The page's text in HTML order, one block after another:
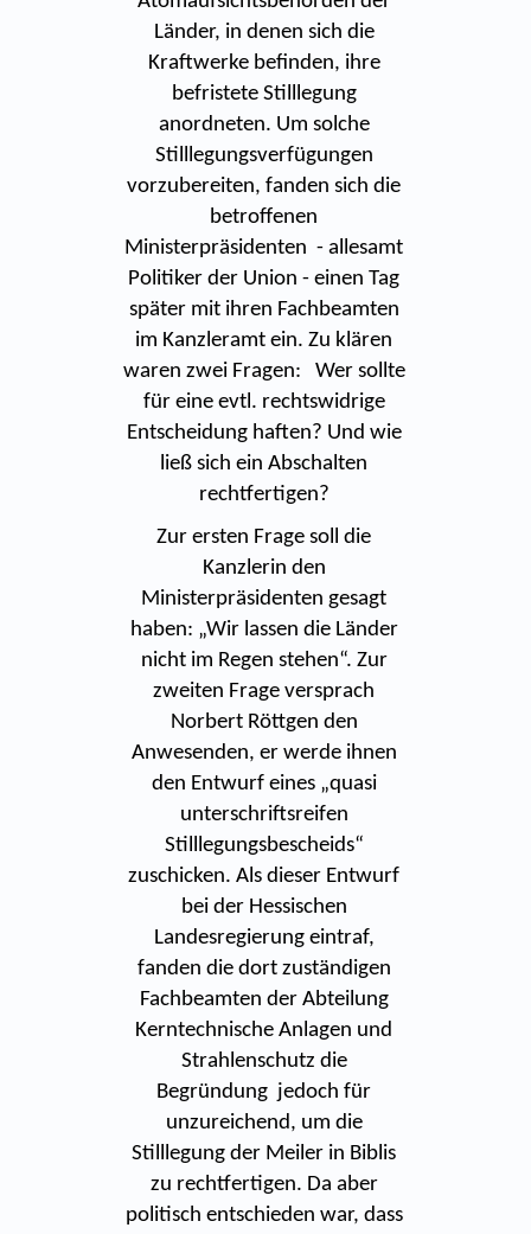
Länder, in denen sich die
Kraftwerke befinden, ihre
befristete Stilllegung
anordneten. Um solche
Stilllegungsverfügungen
vorzubereiten, fanden sich die
betroffenen
Ministerpräsidenten - allesamt
Politiker der Union - einen Tag
später mit ihren Fachbeamten
im Kanzleramt ein. Zu klären
waren zwei Fragen: Wer sollte
für eine evtl. rechtswidrige
Entscheidung haften? Und wie
ließ sich ein Abschalten
rechtfertigen?
Zur ersten Frage soll die
Kanzlerin den
Ministerpräsidenten gesagt
haben: „Wir lassen die Länder
nicht im Regen stehen“. Zur
zweiten Frage versprach
Norbert Röttgen den
Anwesenden, er werde ihnen
den Entwurf eines „quasi
unterschriftsreifen
Stilllegungsbescheids“
zuschicken. Als dieser Entwurf
bei der Hessischen
Landesregierung eintraf,
fanden die dort zuständigen
Fachbeamten der Abteilung
Kerntechnische Anlagen und
Strahlenschutz die
Begründung jedoch für
unzureichend, um die
Stilllegung der Meiler in Biblis
zu rechtfertigen. Da aber
politisch entschieden war, dass